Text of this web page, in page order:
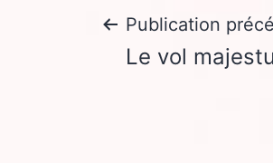
Publication
Le vol